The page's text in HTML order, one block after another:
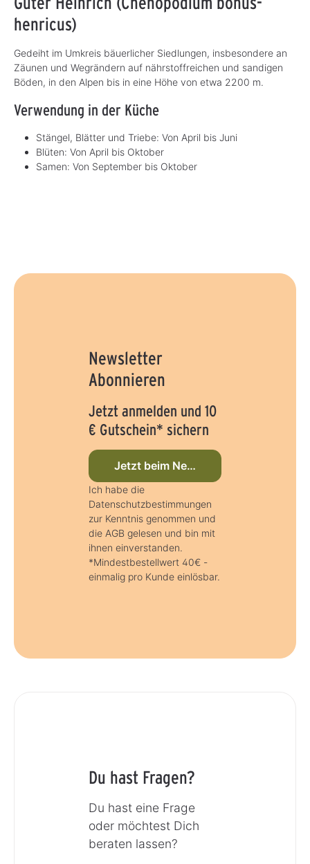
henricus)
Gedeiht im Umkreis bäuerlicher Siedlungen, insbesondere an
Zäunen und Wegrändern auf nährstoffreichen und sandigen
Böden, in den Alpen bis in eine Höhe von etwa 2200 m.
Verwendung in der Küche
Stängel, Blätter und Triebe: Von April bis Juni
Blüten: Von April bis Oktober
Samen: Von September bis Oktober
Newsletter
Abonnieren
Jetzt anmelden und 10
€ Gutschein* sichern
Jetzt beim Newsletter anmelden
Ich habe die
Datenschutzbestimmungen
zur Kenntnis genommen und
die AGB gelesen und bin mit
ihnen einverstanden.
*Mindestbestellwert 40€ -
einmalig pro Kunde einlösbar.
Du hast Fragen?
Du hast eine Frage
oder möchtest Dich
beraten lassen?